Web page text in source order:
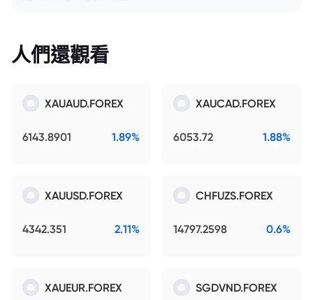
人們還觀看
XAUAUD.FOREX
6143.8901 1.89%
XAUCAD.FOREX
6053.72 1.88%
XAUUSD.FOREX
4342.351 2.11%
CHFUZS.FOREX
14797.2598 0.6%
XAUEUR.FOREX SGDVND.FOREX